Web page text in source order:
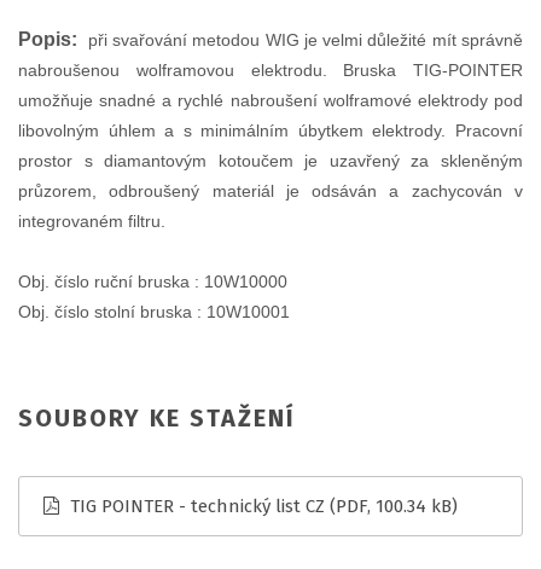
Popis:
při svařování metodou WIG je velmi důležité mít správně
nabroušenou wolframovou elektrodu. Bruska TIG-POINTER
umožňuje snadné a rychlé nabroušení wolframové elektrody pod
libovolným úhlem a s minimálním úbytkem elektrody. Pracovní
prostor s diamantovým kotoučem je uzavřený za skleněným
průzorem, odbroušený materiál je odsáván a zachycován v
integrovaném filtru.
Obj. číslo ruční bruska : 10W10000
Obj. číslo stolní bruska : 10W10001
SOUBORY KE STAŽENÍ
TIG POINTER - technický list CZ (PDF, 100.34 kB)